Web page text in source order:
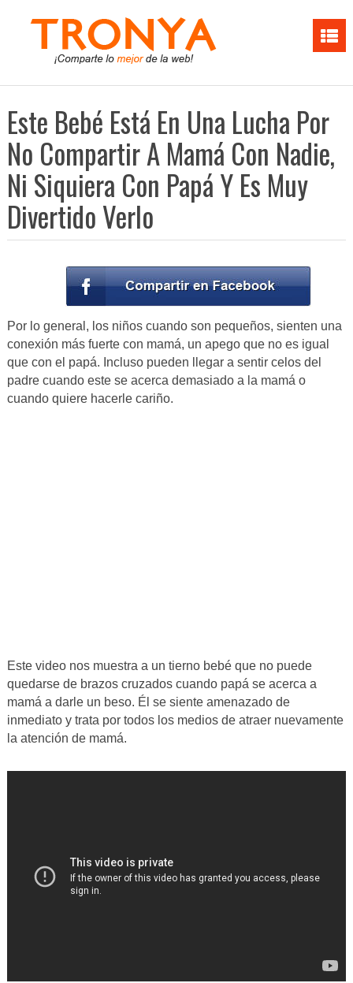
Este Bebé Está En Una Lucha Por
No Compartir A Mamá Con Nadie,
Ni Siquiera Con Papá Y Es Muy
Divertido Verlo
Por lo general, los niños cuando son pequeños, sienten una
conexión más fuerte con mamá, un apego que no es igual
que con el papá. Incluso pueden llegar a sentir celos del
padre cuando este se acerca demasiado a la mamá o
cuando quiere hacerle cariño.
Este video nos muestra a un tierno bebé que no puede
quedarse de brazos cruzados cuando papá se acerca a
mamá a darle un beso. Él se siente amenazado de
inmediato y trata por todos los medios de atraer nuevamente
la atención de mamá.